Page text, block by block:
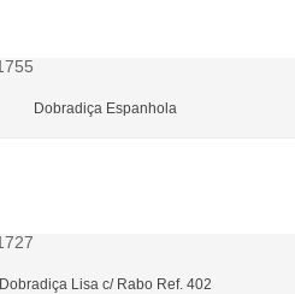
Dobradiça Espanhola
Dobradiça Lisa c/ Rabo Ref. 402